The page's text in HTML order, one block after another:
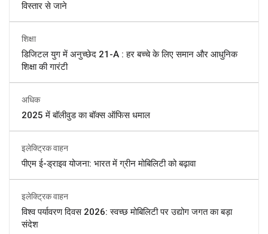
विस्तार से जाने
शिक्षा
डिजिटल युग में अनुच्छेद 21-A : हर बच्चे के लिए समान और आधुनिक
शिक्षा की गारंटी
अधिक
2025 में बॉलीवुड का बॉक्स ऑफिस धमाल
इलेक्ट्रिक वाहन
पीएम ई-ड्राइव योजना: भारत में ग्रीन मोबिलिटी को बढ़ावा
इलेक्ट्रिक वाहन
विश्व पर्यावरण दिवस 2026: स्वच्छ मोबिलिटी पर उद्योग जगत का बड़ा
संदेश